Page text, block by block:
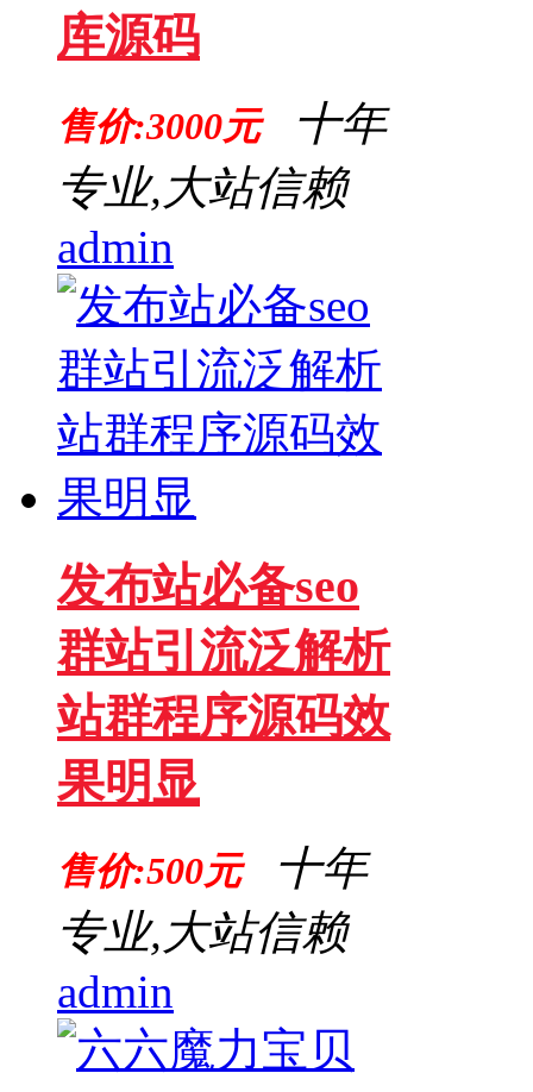
库源码
售价:3000元
十年
专业,大站信赖
admin
发布站必备seo
群站引流泛解析
站群程序源码效
果明显
售价:500元
十年
专业,大站信赖
admin